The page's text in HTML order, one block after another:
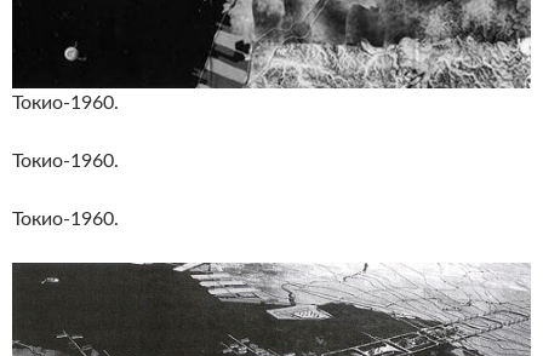
Токио-1960.
Токио-1960.
Токио-1960.